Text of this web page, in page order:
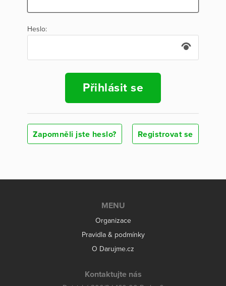
Heslo:
Přihlásit se
Zapomněli jste heslo? Registrovat se
MENU
Organizace
Pravidla & podmínky
O Darujme.cz
Kontaktujte nás